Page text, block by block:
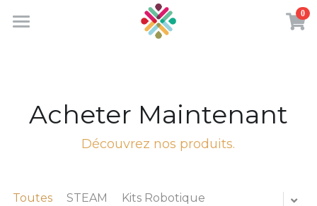
0
Acheter Maintenant
Découvrez nos produits.
Toutes STEAM Kits Robotique
×
LES CATÉGORIES DE LA BOUTIQUE